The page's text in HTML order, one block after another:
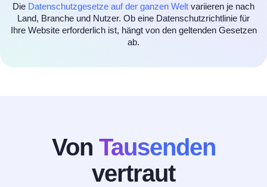
Die Datenschutzgesetze auf der ganzen Welt variieren je nach
Land, Branche und Nutzer. Ob eine Datenschutzrichtlinie für
Ihre Website erforderlich ist, hängt von den geltenden Gesetzen
ab.
Von Tausenden
vertraut